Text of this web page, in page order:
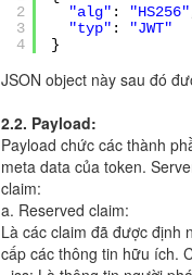
2
3
4
"alg" : "HS256"
"typ" :
"JWT"
}
JSON object này sau đó
2.2. Payload:
Payload chức các thành
meta data của token.
claim:
a. Reserved claim:
Là các claim đã được định
cấp các thông tin hữu ích.